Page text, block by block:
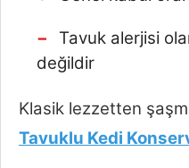
Tavuk alerjisi
değildir
Klasik lezzetten
Tavuklu Kedi